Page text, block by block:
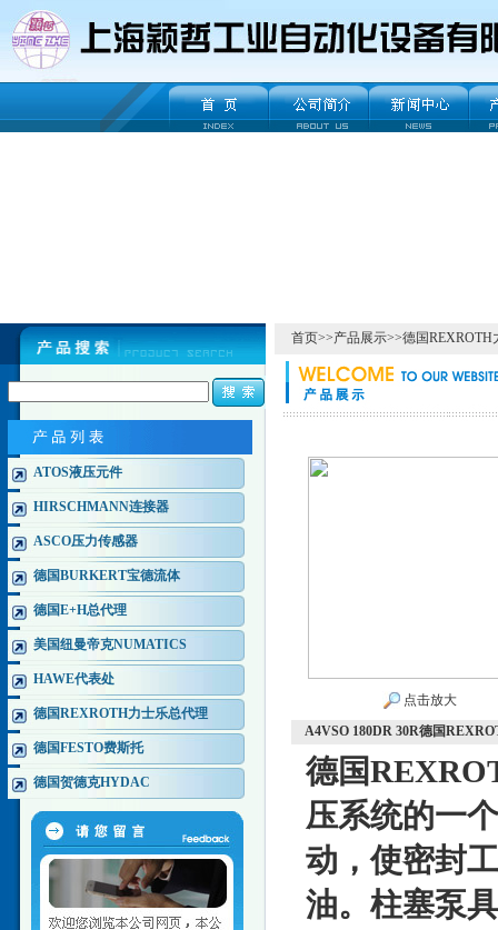
ATOS液压元件
HIRSCHMANN连接器
ASCO压力传感器
德国BURKERT宝德流体
德国E+H总代理
美国纽曼帝克NUMATICS
HAWE代表处
德国REXROTH力士乐总代理
德国FESTO费斯托
德国贺德克HYDAC
首页>>产品展示>>德国REXROTH
点击放大
A4VSO 180DR 30R德国
德国
压系统的一
动，使密封
油。柱塞泵